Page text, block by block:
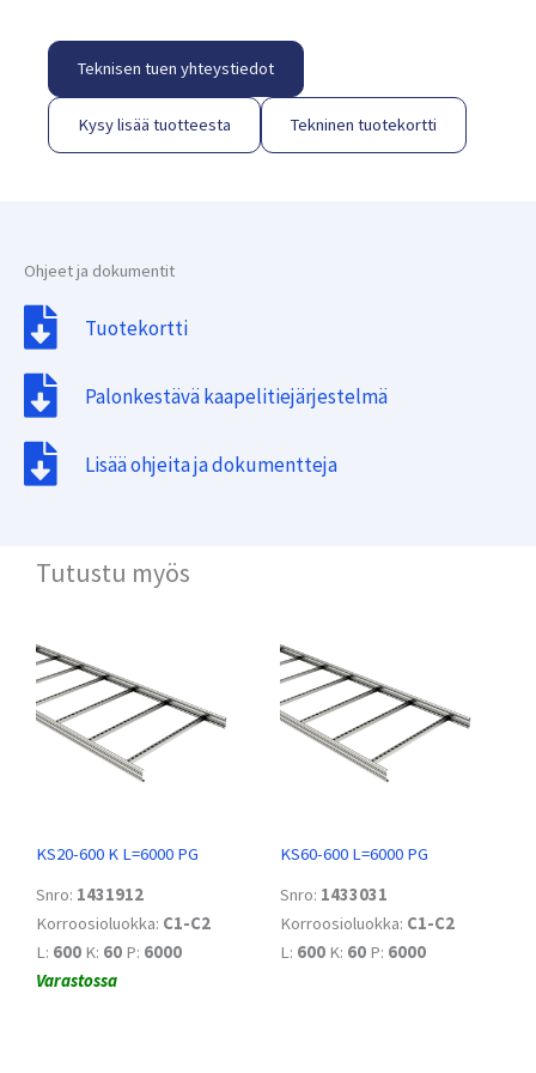
Teknisen tuen yhteystiedot
Kysy lisää tuotteesta Tekninen tuotekortti
Ohjeet ja dokumentit
Tuotekortti
Palonkestävä kaapelitiejärjestelmä
Lisää ohjeita ja dokumentteja
Tutustu myös
KS20-600 K L=6000 PG
Snro: 1431912
Korroosioluokka: C1-C2
L: 600 K: 60 P: 6000
Varastossa
KS60-600 L=6000 PG
Snro: 1433031
Korroosioluokka: C1-C2
L: 600 K: 60 P: 6000